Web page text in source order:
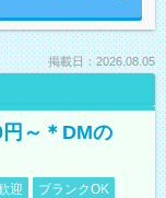
掲載日：2026.08.05
円～＊DMの
迎
ブランクOK